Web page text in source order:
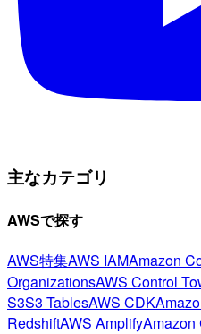
主なカテゴリ
AWSで探す
AWS特集AWS IAMAmazon
OrganizationsAWS Control
S3S3 TablesAWS CDK
RedshiftAWS AmplifyAmazon